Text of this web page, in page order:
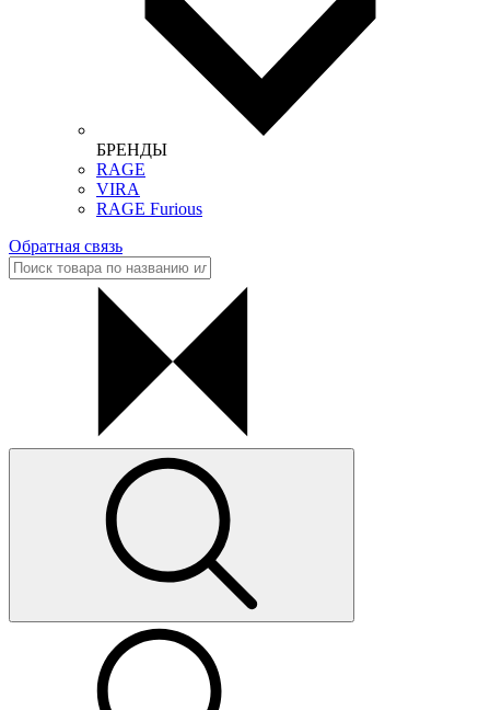
БРЕНДЫ
RAGE
VIRA
RAGE Furious
Обратная связь